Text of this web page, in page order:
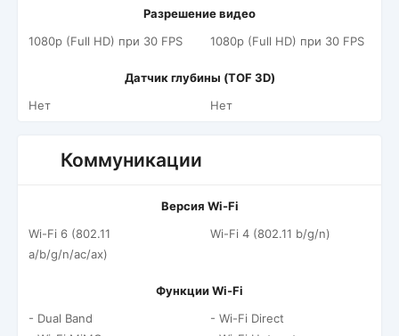
Разрешение видео
1080p (Full HD) при 30 FPS
1080p (Full HD) при 30 FPS
Датчик глубины (TOF 3D)
Нет
Нет
Коммуникации
Версия Wi-Fi
Wi-Fi 6 (802.11
a/b/g/n/ac/ax)
Wi-Fi 4 (802.11 b/g/n)
Функции Wi-Fi
- Dual Band
- Wi-Fi Direct